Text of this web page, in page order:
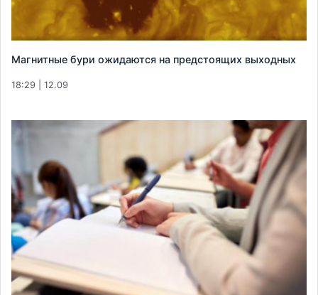
Магнитные бури ожидаются на предстоящих выходных
18:29 | 12.09